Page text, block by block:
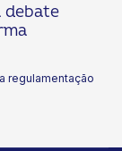
debate
regulamentação